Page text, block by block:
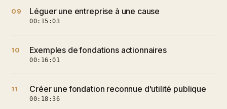
09 Léguer une entreprise à une cause
00:15:03
10 Exemples de fondations actionnaires
00:16:01
11 Créer une fondation reconnue d'utilité publique
00:18:36